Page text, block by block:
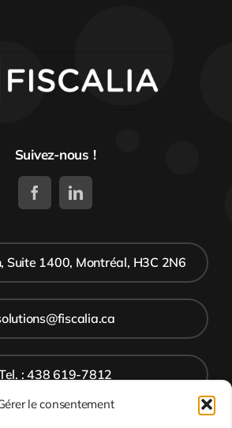
le consentement
Suivez-nous !
Suite 1400, Montréal, H3C 2N6
: 438 619-7812